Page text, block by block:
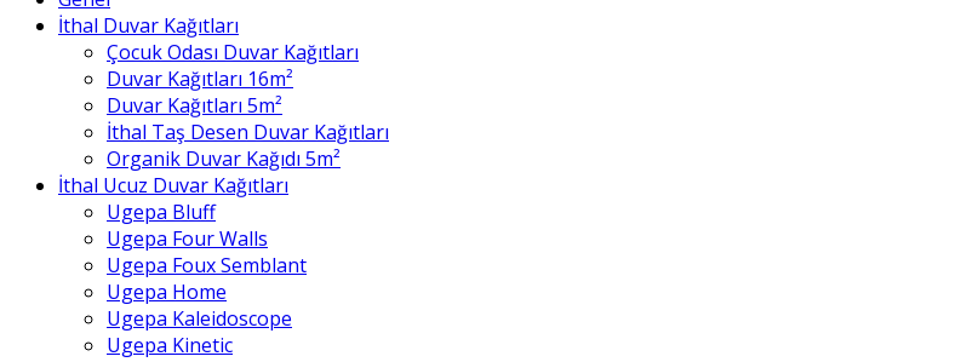
İthal Duvar Kağıtları
Çocuk Odası Duvar Kağıtları
Duvar Kağıtları 16m²
Duvar Kağıtları 5m²
İthal Taş Desen Duvar Kağıtları
Organik Duvar Kağıdı 5m²
İthal Ucuz Duvar Kağıtları
Ugepa Bluff
Ugepa Four Walls
Ugepa Foux Semblant
Ugepa Home
Ugepa Kaleidoscope
Ugepa Kinetic